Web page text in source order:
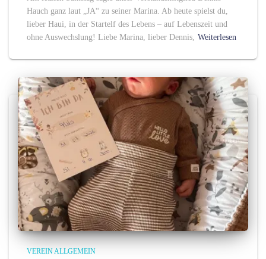
Hauch ganz laut „JA“ zu seiner Marina. Ab heute spielst du,
lieber Haui, in der Startelf des Lebens – auf Lebenszeit und
ohne Auswechslung! Liebe Marina, lieber Dennis, Weiterlesen
VEREIN ALLGEMEIN